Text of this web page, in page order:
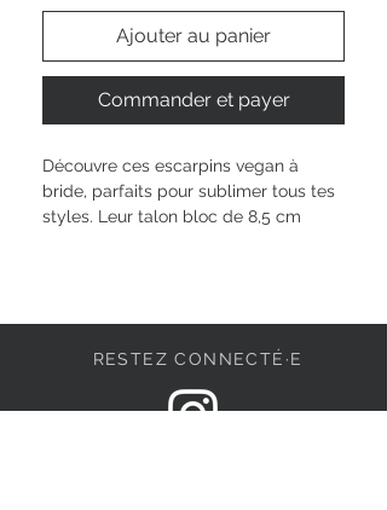
Ajouter au panier
Commander et payer
Découvre ces escarpins vegan à
bride, parfaits pour sublimer tous tes
styles. Leur talon bloc de 8,5 cm
note moderne, facile à associer pour
tous les moments de ta vie. Avec la
RESTEZ CONNECTÉ·E